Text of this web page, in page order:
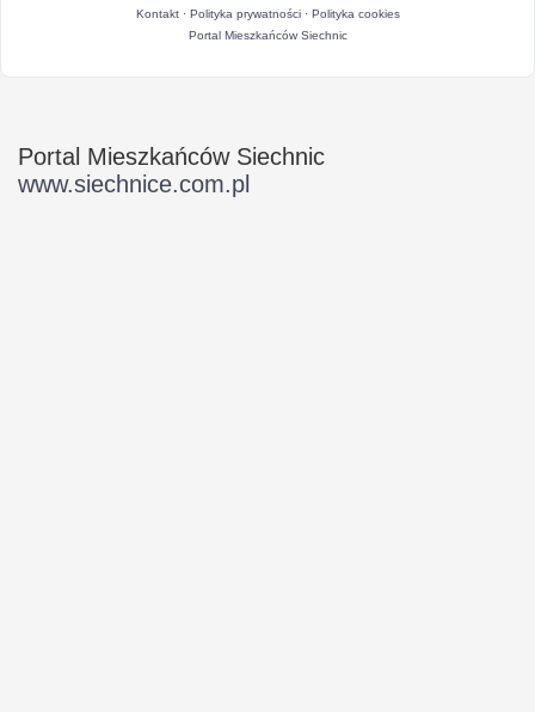
Kontakt· Polityka prywatności· Polityka cookies
Portal Mieszkańców Siechnic
Portal Mieszkańców Siechnic
www.siechnice.com.pl